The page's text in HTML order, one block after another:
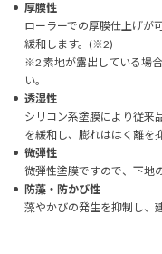
厚膜性
ローラーでの厚膜仕上げが
緩和します。(※2)
※2 素地が露出している場
い。
透湿性
シリコン系塗膜により従来
を緩和し、膨れははく離を
微弾性
微弾性塗膜ですので、下地
防藻・防かび性
藻やかびの発生を抑制し、